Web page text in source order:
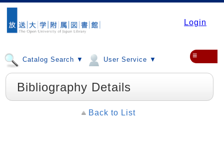
Login
Catalog Search ▼ User Service ▼ ≡
Bibliography Details
Back to List